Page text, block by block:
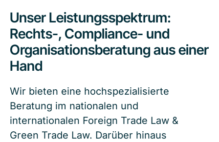
Unser Leistungsspektrum:
Rechts-, Compliance- und
Organisationsberatung aus einer
Hand
Wir bieten eine hochspezialisierte
Beratung im nationalen und
internationalen Foreign Trade Law &
Green Trade Law. Darüber hinaus